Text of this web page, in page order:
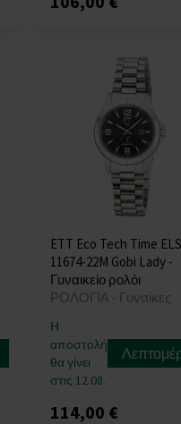
ETT Eco Tech Time
11674-22M Gobi Lady -
Γυναικείο ρολόι
ΡΟΛΟΓΙΑ - Γυναίκες
Η
αποστολή
θα γίνει
στις 12.08.
114,00 €